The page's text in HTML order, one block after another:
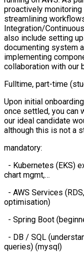
proactively monitoring
streamlining
Integration/
also include setting
documenting system
implementing
collaboration with our
Fulltime, part-time
Upon initial
once settled, you can
our ideal candidate
although this is not a
mandatory:
- Kubernetes (EKS)
chart mgmt,…
- AWS Services
optimisation)
- Spring Boot
- DB / SQL
queries) (mysql)